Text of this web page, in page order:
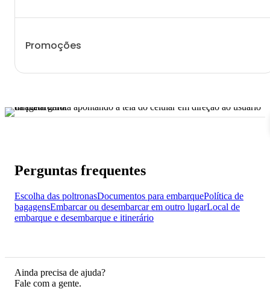
Promoções
Perguntas frequentes
Escolha das poltronasDocumentos para embarquePolítica de
bagagensEmbarcar ou desembarcar em outro lugarLocal de
embarque e desembarque e itinerário
Ainda precisa de ajuda?
Fale com a gente.